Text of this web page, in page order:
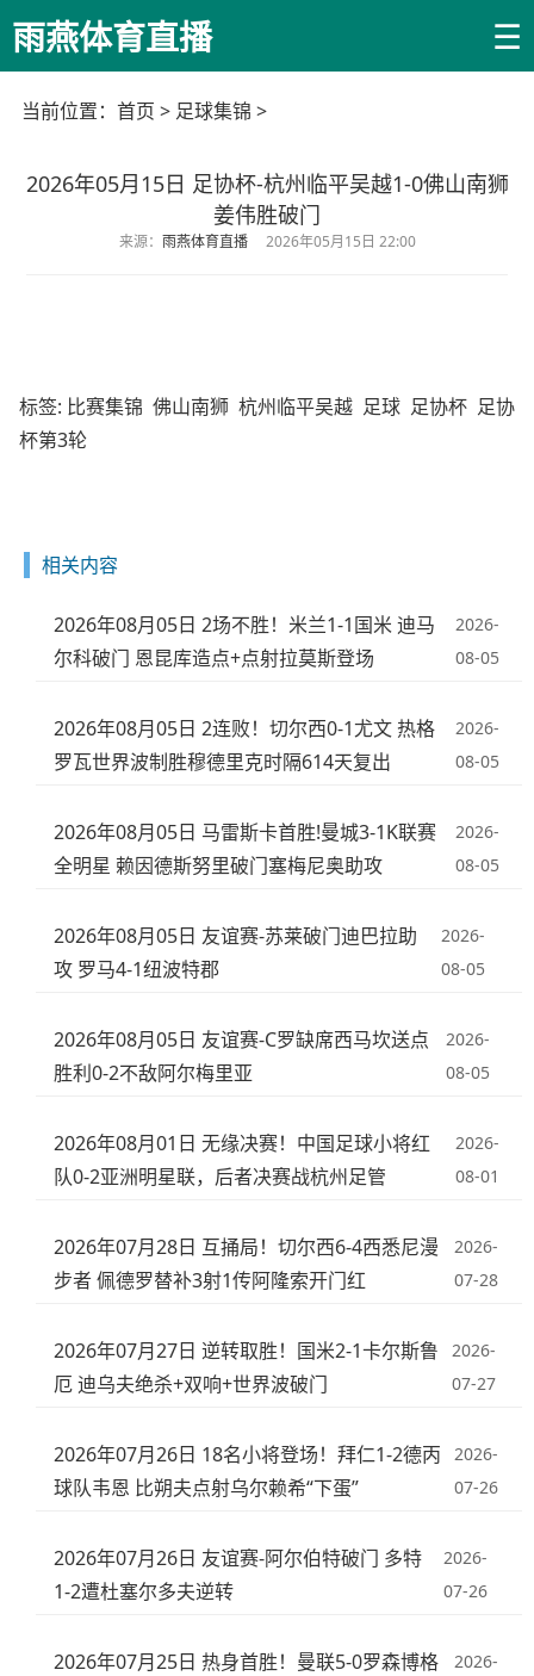
雨燕体育直播 ☰
当前位置： 首页 > 足球集锦 >
2026年05月15日 足协杯-杭州临平吴越1-0佛山南狮
姜伟胜破门
来源： 雨燕体育直播 2026年05月15日 22:00
标签: 比赛集锦 佛山南狮 杭州临平吴越 足球 足协杯 足协
杯第3轮
相关内容
2026年08月05日 2场不胜！米兰1-1国米 迪马
尔科破门 恩昆库造点+点射拉莫斯登场
2026-
08-05
2026年08月05日 2连败！切尔西0-1尤文 热格
罗瓦世界波制胜穆德里克时隔614天复出
2026-
08-05
2026年08月05日 马雷斯卡首胜!曼城3-1K联赛
全明星 赖因德斯努里破门塞梅尼奥助攻
2026-
08-05
2026年08月05日 友谊赛-苏莱破门迪巴拉助
攻 罗马4-1纽波特郡
2026-
08-05
2026年08月05日 友谊赛-C罗缺席西马坎送点
胜利0-2不敌阿尔梅里亚
2026-
08-05
2026年08月01日 无缘决赛！中国足球小将红
队0-2亚洲明星联，后者决赛战杭州足管
2026-
08-01
2026年07月28日 互捅局！切尔西6-4西悉尼漫
步者 佩德罗替补3射1传阿隆索开门红
2026-
07-28
2026年07月27日 逆转取胜！国米2-1卡尔斯鲁
厄 迪乌夫绝杀+双响+世界波破门
2026-
07-27
2026年07月26日 18名小将登场！拜仁1-2德丙
球队韦恩 比朔夫点射乌尔赖希“下蛋”
2026-
07-26
2026年07月26日 友谊赛-阿尔伯特破门 多特
1-2遭杜塞尔多夫逆转
2026-
07-26
2026年07月25日 热身首胜！曼联5-0罗森博格
2026-